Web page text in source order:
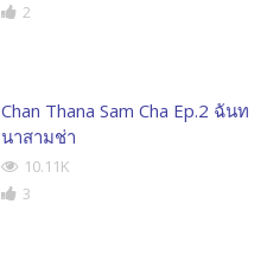
2
Chan Thana Sam Cha Ep.2 ฉันท
นาสามช่า
10.11K
3